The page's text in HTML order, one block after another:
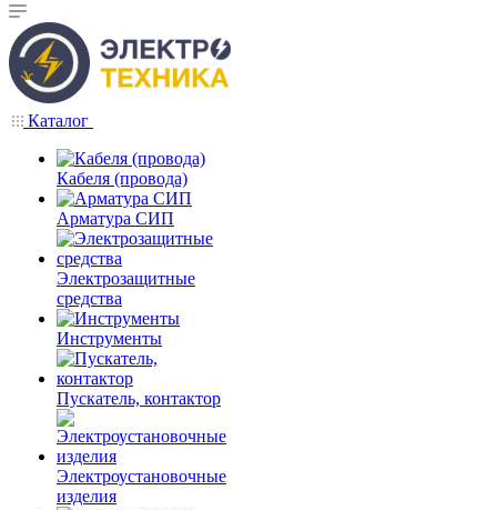
Каталог
Кабеля (провода)
Арматура СИП
Электрозащитные
средства
Инструменты
Пускатель, контактор
Электроустановочные
изделия